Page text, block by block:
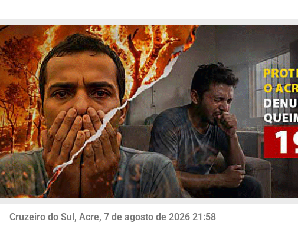
Cruzeiro do Sul, Acre, 7 de agosto de 2026 21:58